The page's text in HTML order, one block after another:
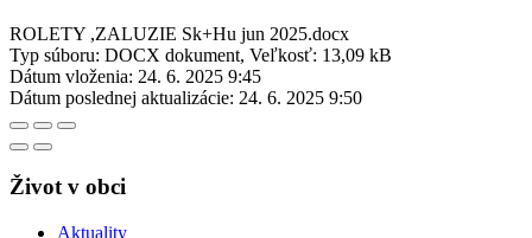
ROLETY ,ZALUZIE Sk+Hu jun 2025.docx
Typ súboru: DOCX dokument, Veľkosť: 13,09 kB
Dátum vloženia: 24. 6. 2025 9:45
Dátum poslednej aktualizácie: 24. 6. 2025 9:50
Život v obci
Aktuality